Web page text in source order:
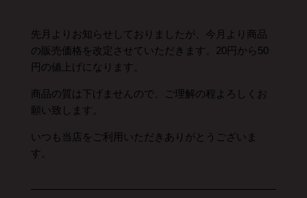
先月よりお知らせしておりましたが、今月より商品
の販売価格を改定させていただきます。20円から50
円の値上げになります。
商品の質は下げませんので、ご理解の程よろしくお
願い致します。
いつも当店をご利用いただきありがとうございま
す。